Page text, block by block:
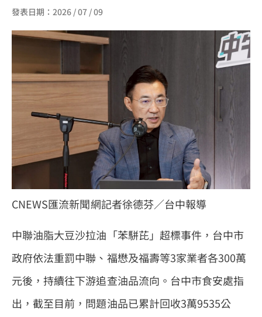
發表日期： 2026 / 07 / 09
CNEWS匯流新聞網記者徐德芬／台中報導
中聯油脂大豆沙拉油「苯駢芘」超標事件，台中市
政府依法重罰中聯、福懋及福壽等3家業者各300萬
元後，持續往下游追查油品流向。台中市食安處指
出，截至目前，問題油品已累計回收3萬9535公